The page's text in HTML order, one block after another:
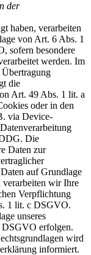
der
haben, verarbeiten
von Art. 6 Abs. 1
sofern besondere
werden. Im
die
Art. 49 Abs. 1 lit. a
oder in den
via Device-
Die
Daten zur
auf Grundlage
wir Ihre
Verpflichtung
1 lit. c DSGVO.
unseres
DSGVO erfolgen.
wird
informiert.